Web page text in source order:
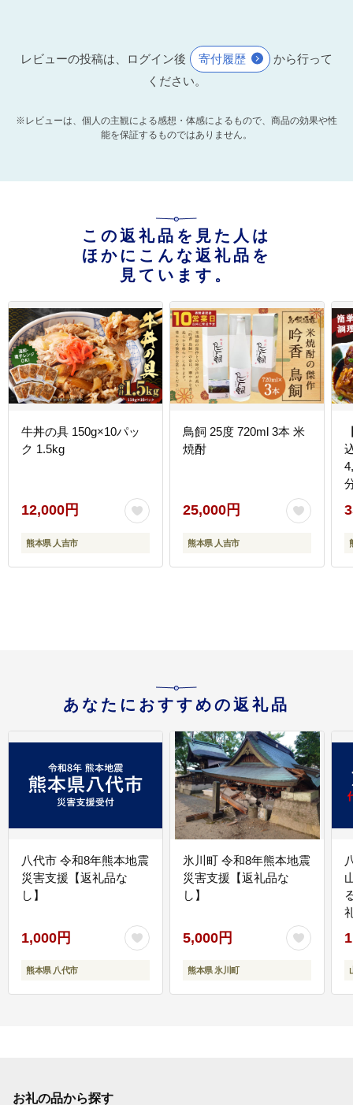
レビューの投稿は、ログイン後 寄付履歴
から行って
ください。
※レビューは、個人の主観による感想・体感によるもので、商品の効果や性
能を保証するものではありません。
この返礼品を見た人は
ほかにこんな返礼品を
見ています。
牛丼の具 150g×10パッ
ク 1.5kg
12,000円
熊本県 人吉市
鳥飼 25度 720ml 3本 米
焼酎
25,000円
熊本県 人吉市
あなたにおすすめの返礼品
八代市 令和8年熊本地震
災害支援【返礼品な
し】
1,000円
熊本県 八代市
氷川町 令和8年熊本地震
災害支援【返礼品な
し】
5,000円
熊本県 氷川町
お礼の品から探す